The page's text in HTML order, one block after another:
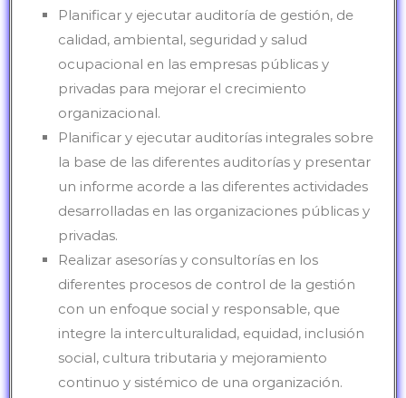
Planificar y ejecutar auditoría de gestión, de
calidad, ambiental, seguridad y salud
ocupacional en las empresas públicas y
privadas para mejorar el crecimiento
organizacional.
Planificar y ejecutar auditorías integrales sobre
la base de las diferentes auditorías y presentar
un informe acorde a las diferentes actividades
desarrolladas en las organizaciones públicas y
privadas.
Realizar asesorías y consultorías en los
diferentes procesos de control de la gestión
con un enfoque social y responsable, que
integre la interculturalidad, equidad, inclusión
social, cultura tributaria y mejoramiento
continuo y sistémico de una organización.